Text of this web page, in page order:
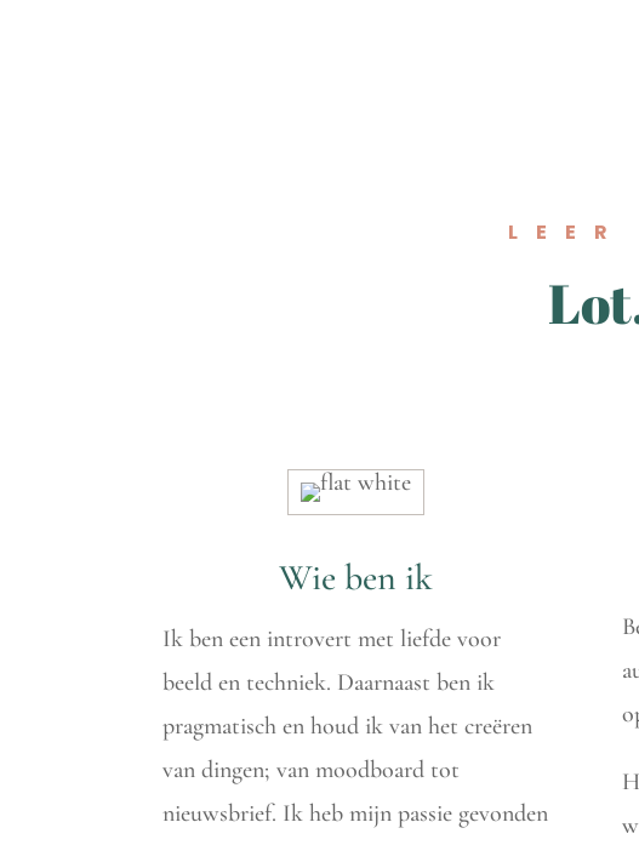
Wie ben ik
Ik ben een introvert met liefde voor
beeld en techniek. Daarnaast ben ik
pragmatisch en houd ik van het creëren
van dingen; van moodboard tot
nieuwsbrief. Ik heb mijn passie gevonden